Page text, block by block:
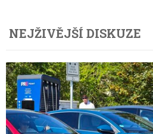
NEJŽIVĚJŠÍ DISKUZE